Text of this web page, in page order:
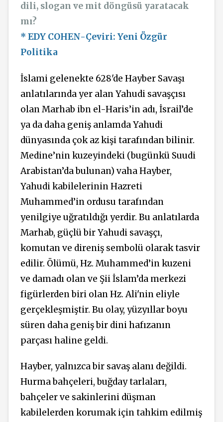
dili, slogan ve mit döngüsü yaratacak
mı?
* EDY COHEN-Çeviri: Yeni Özgür
Politika
İslami gelenekte 628'de Hayber Savaşı
anlatılarında yer alan Yahudi savaşçısı
olan Marhab ibn el-Haris’in adı, İsrail’de
ya da daha geniş anlamda Yahudi
dünyasında çok az kişi tarafından bilinir.
Medine’nin kuzeyindeki (bugünkü Suudi
Arabistan’da bulunan) vaha Hayber,
Yahudi kabilelerinin Hazreti
Muhammed’in ordusu tarafından
yenilgiye uğratıldığı yerdir. Bu anlatılarda
Marhab, güçlü bir Yahudi savaşçı,
komutan ve direniş sembolü olarak tasvir
edilir. Ölümü, Hz. Muhammed’in kuzeni
ve damadı olan ve Şii İslam’da merkezi
figürlerden biri olan Hz. Ali'nin eliyle
gerçekleşmiştir. Bu olay, yüzyıllar boyu
süren daha geniş bir dini hafızanın
parçası haline geldi.
Hayber, yalnızca bir savaş alanı değildi.
Hurma bahçeleri, buğday tarlaları,
bahçeler ve sakinlerini düşman
kabilelerden korumak için tahkim edilmiş